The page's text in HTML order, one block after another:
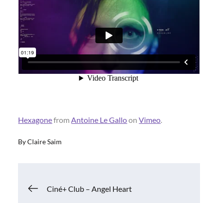
HexagonefromAntoine Le GalloonVimeo.
ByClaire Saim
Navigation
Ciné+ Club – Angel Heart